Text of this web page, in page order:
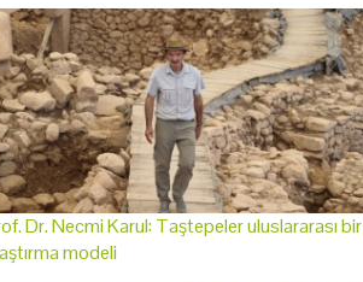
Dr. Necmi Karul: Taştepeler uluslararası bir
modeli